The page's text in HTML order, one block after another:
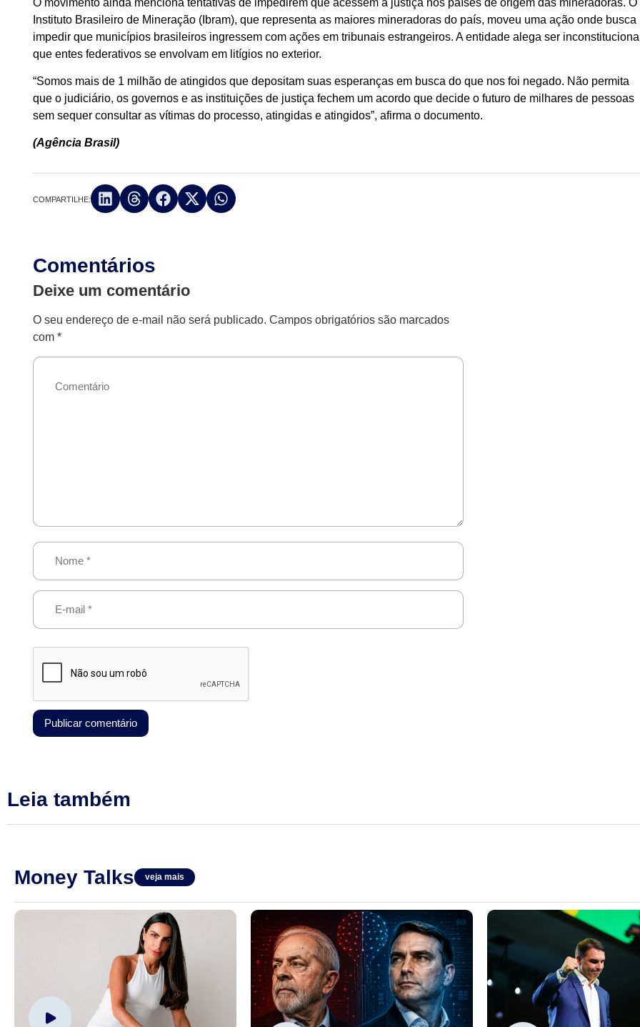
Instituto Brasileiro de Mineração (Ibram), que representa as maiores mineradoras do país, moveu uma ação onde busca
impedir que municípios brasileiros ingressem com ações em tribunais estrangeiros. A entidade alega ser
que entes federativos se envolvam em litígios no exterior.
“Somos mais de 1 milhão de atingidos que depositam suas esperanças em busca do que nos foi negado. Não permita
que o judiciário, os governos e as instituições de justiça fechem um acordo que decide o futuro de milhares de pessoas
sem sequer consultar as vítimas do processo, atingidas e atingidos”, afirma o documento.
(Agência Brasil)
COMPARTILHE:
Comentários
Deixe um comentário
O seu endereço de e-mail não será publicado. Campos obrigatórios são marcados
com*
Leia também
Money Talks veja mais